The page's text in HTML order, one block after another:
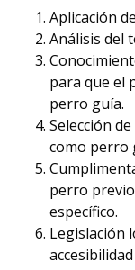
Aplicación
Análisis del
para que el
perro guía.
Selección
como perro
perro
específico.
Legislación